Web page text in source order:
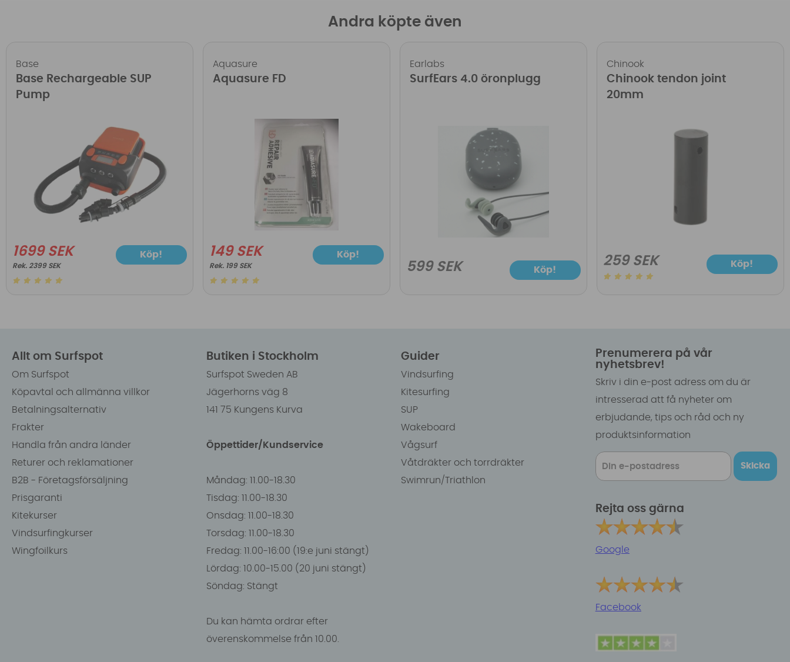
Andra köpte även
Base
Base Rechargeable SUP
Pump
1699 SEK
2399 SEK
Köp!
Aquasure
Aquasure FD
149 SEK
199 SEK
Köp!
Earlabs
SurfEars 4.0 öronplugg
599 SEK Köp!
Chinook
Chinook tendon joint
20mm
259 SEK Köp!
Allt om Surfspot
Om Surfspot
Köpavtal och allmänna villkor
Betalningsalternativ
Frakter
Handla från andra länder
Returer och reklamationer
B2B - Företagsförsäljning
Prisgaranti
Kitekurser
Vindsurfingkurser
Wingfoilkurs
Butiken i Stockholm
Surfspot Sweden AB
Jägerhorns väg 8
141 75 Kungens Kurva
Öppettider/Kundservice
Måndag: 11.00-18.30
Tisdag: 11.00-18.30
Onsdag: 11.00-18.30
Torsdag: 11.00-18.30
Fredag: 11.00-16:00 (19:e juni stängt)
Lördag: 10.00-15.00 (20 juni stängt)
Söndag: Stängt
Du kan hämta ordrar efter
överenskommelse från 10.00.
Guider
Vindsurfing
Kitesurfing
SUP
Wakeboard
Vågsurf
Våtdräkter och torrdräkter
Swimrun/Triathlon
Prenumerera på vår
nyhetsbrev!
Skriv i din e-post adress om du är
intresserad att få nyheter om
erbjudande, tips och råd och ny
produktsinformation
Skicka
Rejta oss gärna
Google
Facebook